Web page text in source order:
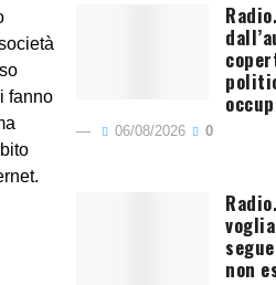
fanno
06/08/2026 0
non